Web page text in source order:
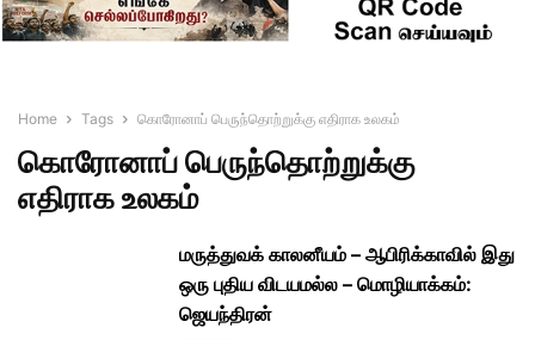
Home Tags கொரோனாப் பெருந்தொற்றுக்கு எதிராக உலகம்
கொரோனாப் பெருந்தொற்றுக்கு
எதிராக உலகம்
மருத்துவக் காலனீயம் – ஆபிரிக்காவில் இது
ஒரு புதிய விடயமல்ல – மொழியாக்கம்:
ஜெயந்திரன்